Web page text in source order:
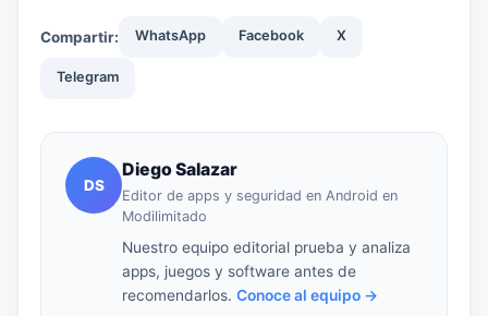
Compartir: WhatsApp Facebook X
Telegram
DS
Diego Salazar
Editor de apps y seguridad en Android en
Modilimitado
Nuestro equipo editorial prueba y analiza
apps, juegos y software antes de
recomendarlos. Conoce al equipo →